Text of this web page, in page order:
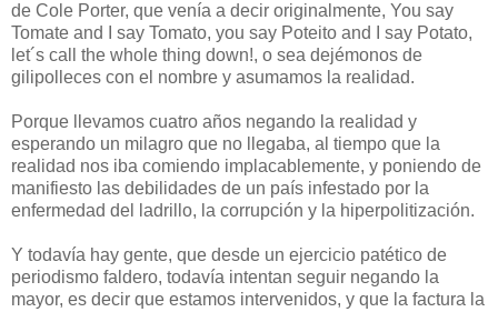
de Cole Porter, que venía a decir originalmente, You say
Tomate and I say Tomato, you say Poteito and I say Potato,
let´s call the whole thing down!, o sea dejémonos de
gilipolleces con el nombre y asumamos la realidad.
Porque llevamos cuatro años negando la realidad y
esperando un milagro que no llegaba, al tiempo que la
realidad nos iba comiendo implacablemente, y poniendo de
manifiesto las debilidades de un país infestado por la
enfermedad del ladrillo, la corrupción y la hiperpolitización.
Y todavía hay gente, que desde un ejercicio patético de
periodismo faldero, todavía intentan seguir negando la
mayor, es decir que estamos intervenidos, y que la factura la